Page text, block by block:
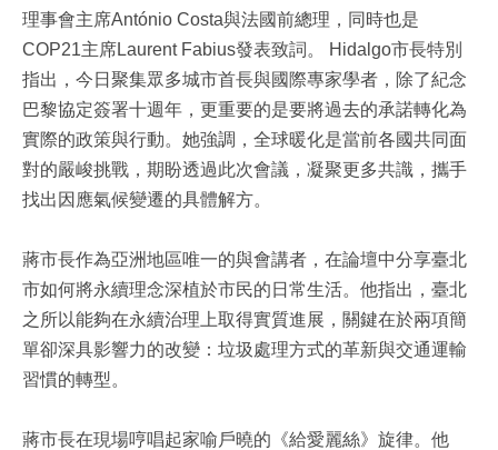
理事會主席António Costa與法國前總理，同時也是
COP21主席Laurent Fabius發表致詞。 Hidalgo市長特別
指出，今日聚集眾多城市首長與國際專家學者，除了紀念
巴黎協定簽署十週年，更重要的是要將過去的承諾轉化為
實際的政策與行動。她強調，全球暖化是當前各國共同面
對的嚴峻挑戰，期盼透過此次會議，凝聚更多共識，攜手
找出因應氣候變遷的具體解方。
蔣市長作為亞洲地區唯一的與會講者，在論壇中分享臺北
市如何將永續理念深植於市民的日常生活。他指出，臺北
之所以能夠在永續治理上取得實質進展，關鍵在於兩項簡
單卻深具影響力的改變：垃圾處理方式的革新與交通運輸
習慣的轉型。
蔣市長在現場哼唱起家喻戶曉的《給愛麗絲》旋律。他